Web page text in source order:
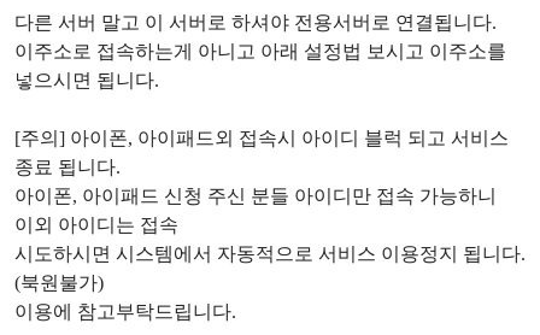
다른 서버 말고 이 서버로 하셔야 전용서버로 연결됩니다.
이주소로 접속하는게 아니고 아래 설정법 보시고 이주소를
넣으시면 됩니다.
[주의] 아이폰, 아이패드외 접속시 아이디 블럭 되고 서비스
종료 됩니다.
아이폰, 아이패드 신청 주신 분들 아이디만 접속 가능하니
이외 아이디는 접속
시도하시면 시스템에서 자동적으로 서비스 이용정지 됩니다.
(북원불가)
이용에 참고부탁드립니다.